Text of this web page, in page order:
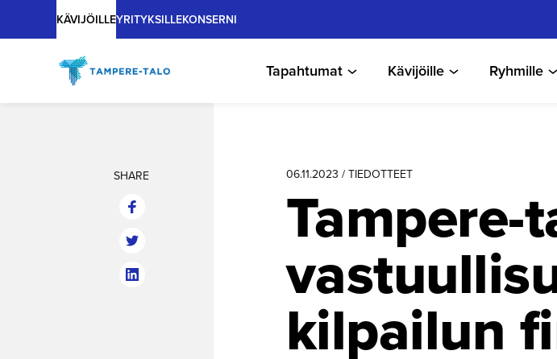
Main
KÄVIJÖILLE
Tapahtumat Kävijöille Ryhmille
YRITYKSILLEKONSERNI
SHARE 06.11.2023 / TIEDOTTEET
Tampere-
kilpailun